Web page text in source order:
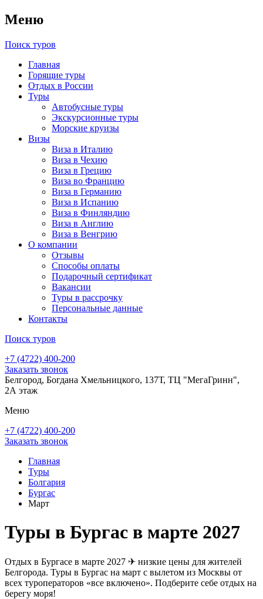
Меню
Поиск туров
Главная
Горящие туры
Отдых в России
Туры
Автобусные туры
Экскурсионные туры
Морские круизы
Визы
Виза в Италию
Виза в Чехию
Виза в Грецию
Виза во Францию
Виза в Германию
Виза в Испанию
Виза в Финляндию
Виза в Англию
Виза в Венгрию
О компании
Отзывы
Способы оплаты
Подарочный сертификат
Вакансии
Туры в рассрочку
Персональные данные
Контакты
Поиск туров
+7 (4722) 400-200
Заказать звонок
Белгород, Богдана Хмельницкого, 137Т, ТЦ "МегаГринн",
2А этаж
Меню
+7 (4722) 400-200
Заказать звонок
Главная
Туры
Болгария
Бургас
Март
Туры в Бургас в марте 2027
Отдых в Бургасе в марте 2027 ✈ низкие цены для жителей
Белгорода. Туры в Бургас на март с вылетом из Москвы от
всех туроператоров «все включено». Подберите себе отдых на
берегу моря!